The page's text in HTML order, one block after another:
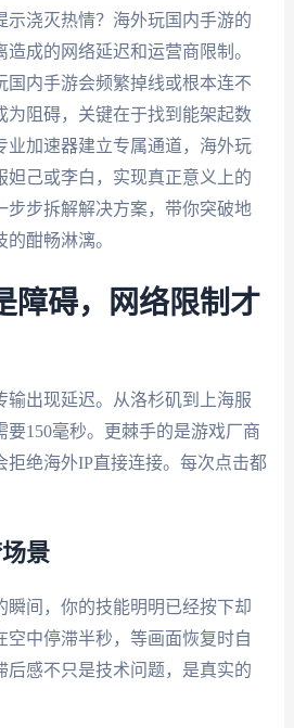
示浇灭热情？海外玩国内手游的
成的网络延迟和运营商限制。
国内手游会频繁掉线或根本连不
为阻碍，关键在于找到能架起数
业加速器建立专属通道，海外玩
妲己或李白，实现真正意义上的
步步拆解解决方案，带你突破地
酣畅淋漓。
障碍，网络限制才
输出现延迟。从洛杉矶到上海服
要150毫秒。更棘手的是游戏厂商
拒绝海外IP直接连接。每次点击都
景
瞬间，你的技能明明已经按下却
空中停滞半秒，等画面恢复时自
后感不只是技术问题，是真实的